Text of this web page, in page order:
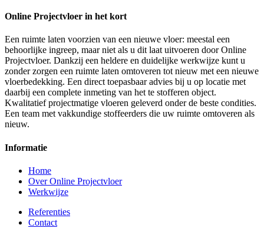
Online Projectvloer in het kort
Een ruimte laten voorzien van een nieuwe vloer: meestal een
behoorlijke ingreep, maar niet als u dit laat uitvoeren door Online
Projectvloer. Dankzij een heldere en duidelijke werkwijze kunt u
zonder zorgen een ruimte laten omtoveren tot nieuw met een nieuwe
vloerbedekking. Een direct toepasbaar advies bij u op locatie met
daarbij een complete inmeting van het te stofferen object.
Kwalitatief projectmatige vloeren geleverd onder de beste condities.
Een team met vakkundige stoffeerders die uw ruimte omtoveren als
nieuw.
Informatie
Home
Over Online Projectvloer
Werkwijze
Referenties
Contact